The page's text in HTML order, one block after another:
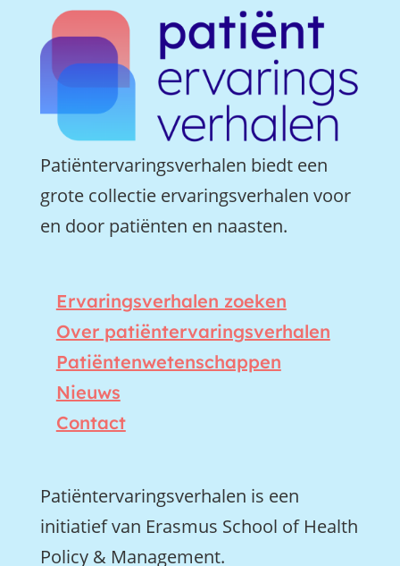
Patiëntervaringsverhalen biedt een
grote collectie ervaringsverhalen voor
en door patiënten en naasten.
Ervaringsverhalen zoeken
Over patiëntervaringsverhalen
Patiëntenwetenschappen
Nieuws
Contact
Patiëntervaringsverhalen is een
initiatief van Erasmus School of Health
Policy & Management.